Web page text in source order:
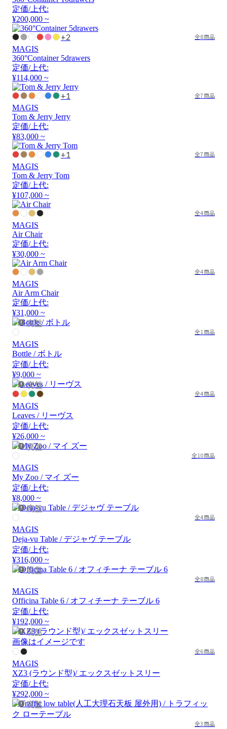
定価/上代:
¥200,000 ~
+2 全8商品
MAGIS
360°Container 5drawers
定価/上代:
¥114,000 ~
+1 全7商品
MAGIS
Tom & Jerry Jerry
定価/上代:
¥83,000 ~
+1 全7商品
MAGIS
Tom & Jerry Tom
定価/上代:
¥107,000 ~
全4商品
MAGIS
Air Chair
定価/上代:
¥30,000 ~
全4商品
MAGIS
Air Arm Chair
定価/上代:
¥31,000 ~
廃盤
全1商品
MAGIS
Bottle / ボトル
定価/上代:
¥9,000 ~
廃盤
全4商品
MAGIS
Leaves / リーヴス
定価/上代:
¥26,000 ~
廃盤
全10商品
MAGIS
My Zoo / マイ ズー
定価/上代:
¥8,000 ~
廃盤
全4商品
MAGIS
Deja-vu Table / デジャヴ テーブル
定価/上代:
¥316,000 ~
廃盤
全8商品
MAGIS
Officina Table 6 / オフィチーナ テーブル 6
定価/上代:
¥192,000 ~
廃盤
画像はイメージです
全6商品
MAGIS
XZ3 (ラウンド型)/ エックスゼットスリー
定価/上代:
¥292,000 ~
廃盤
全3商品